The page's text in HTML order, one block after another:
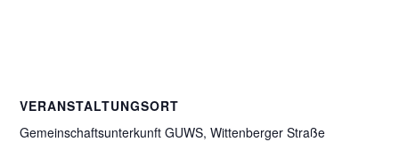
VERANSTALTUNGSORT
Gemeinschaftsunterkunft GUWS, Wittenberger Straße